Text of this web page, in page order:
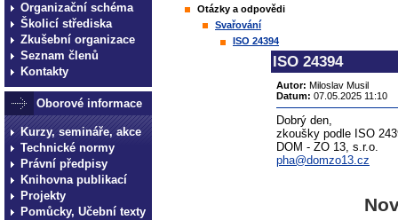
Organizační schéma
Školicí střediska
Zkušební organizace
Seznam členů
Kontakty
Oborové informace
Kurzy, semináře, akce
Technické normy
Právní předpisy
Knihovna publikací
Projekty
Pomůcky, Učební texty
Otázky a odpovědi
Svařování
ISO 24394
ISO 24394
Autor: Miloslav Musil
Datum: 07.05.2025 11:10
Dobrý den,
zkoušky podle ISO
DOM - ZO 13, s.r.o.
pha@domzo13.cz